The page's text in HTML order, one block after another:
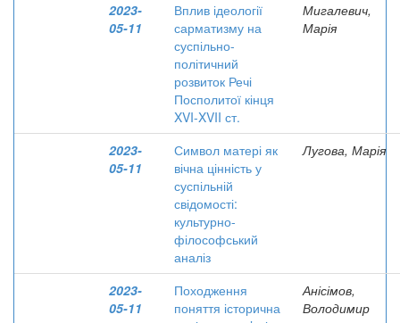
2023-
05-11
Вплив ідеології
сарматизму на
суспільно-
політичний
розвиток Речі
Посполитої кінця
XVI-XVII ст.
Мигалевич,
Марія
2023-
05-11
Символ матері як
вічна цінність у
суспільній
свідомості:
культурно-
філософський
аналіз
Лугова, Марія
2023-
05-11
Походження
поняття історична
Анісімов,
Володимир